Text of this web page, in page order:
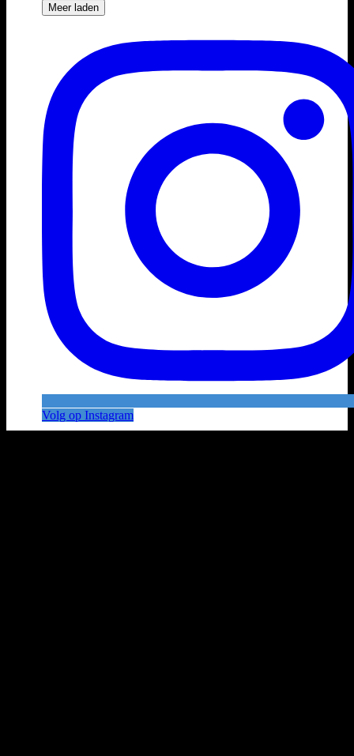
Meer laden
Volg op Instagram